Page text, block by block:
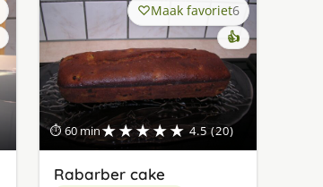
⏱ 60 min★★★★★ 4.5 (20)
Maak favoriet6
👍
Rabarber cake